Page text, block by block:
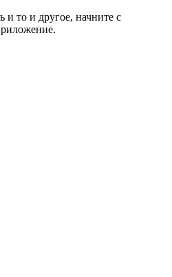
и то и другое, начните с